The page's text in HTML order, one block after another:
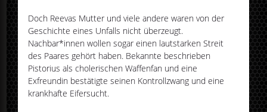
Doch Reevas Mutter und viele andere waren von der
Geschichte eines Unfalls nicht überzeugt.
Nachbar*innen wollen sogar einen lautstarken Streit
des Paares gehört haben. Bekannte beschrieben
Pistorius als cholerischen Waffenfan und eine
Exfreundin bestätigte seinen Kontrollzwang und eine
krankhafte Eifersucht.